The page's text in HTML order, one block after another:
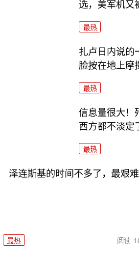
选，美军机又
最热
扎卢日内说的
脸按在地上摩
最热
信息量很大！
西方都不淡定
最热
泽连斯基的时间不多了，最艰
最热 阅读